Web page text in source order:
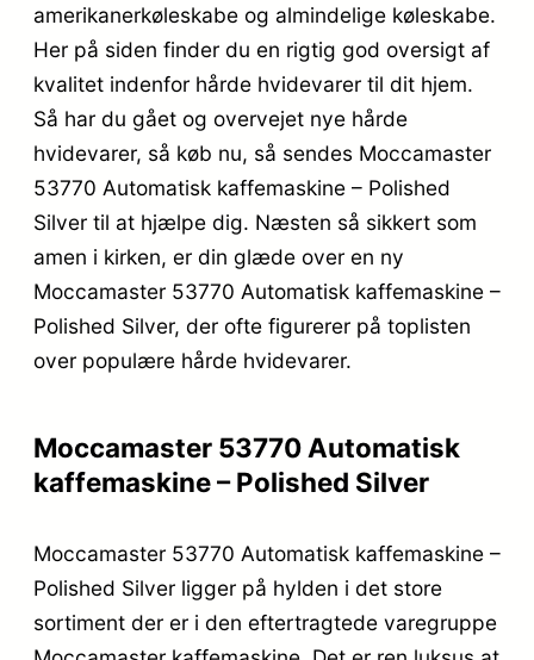
amerikanerkøleskabe og almindelige køleskabe.
Her på siden finder du en rigtig god oversigt af
kvalitet indenfor hårde hvidevarer til dit hjem.
Så har du gået og overvejet nye hårde
hvidevarer, så køb nu, så sendes Moccamaster
53770 Automatisk kaffemaskine – Polished
Silver til at hjælpe dig. Næsten så sikkert som
amen i kirken, er din glæde over en ny
Moccamaster 53770 Automatisk kaffemaskine –
Polished Silver, der ofte figurerer på toplisten
over populære hårde hvidevarer.
Moccamaster 53770 Automatisk
kaffemaskine – Polished Silver
Moccamaster 53770 Automatisk kaffemaskine –
Polished Silver ligger på hylden i det store
sortiment der er i den eftertragtede varegruppe